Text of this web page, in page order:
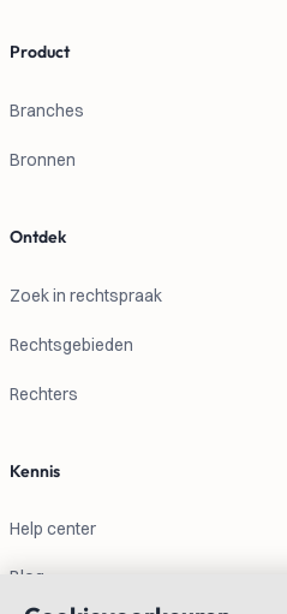
Product
Branches
Bronnen
Ontdek
Zoek in rechtspraak
Rechtsgebieden
Rechters
Kennis
Help center
Blog